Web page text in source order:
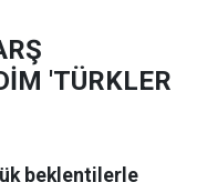
'TÜRKLER
beklentilerle